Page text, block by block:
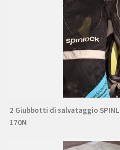
2 Giubbotti di salvataggio
170N